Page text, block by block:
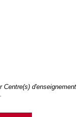
Centre(s) d'enseignement